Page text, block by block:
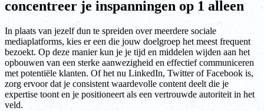
concentreer je inspanningen op 1 alleen
In plaats van jezelf dun te spreiden over meerdere sociale
mediaplatforms, kies er een die jouw doelgroep het meest frequent
bezoekt. Op deze manier kun je je tijd en middelen wijden aan het
opbouwen van een sterke aanwezigheid en effectief communiceren
met potentiële klanten. Of het nu LinkedIn, Twitter of Facebook is,
zorg ervoor dat je consistent waardevolle content deelt die je
expertise toont en je positioneert als een vertrouwde autoriteit in het
veld.